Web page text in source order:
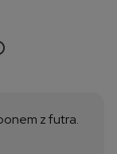
z futra.